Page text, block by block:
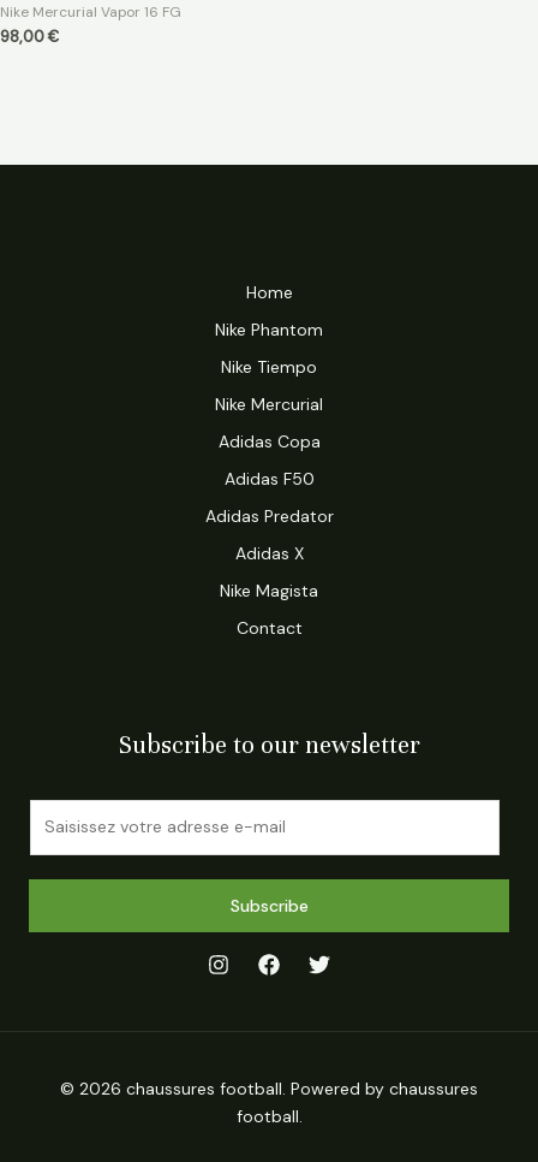
Nike Mercurial Vapor 16 FG
98,00€
Home
Nike Phantom
Nike Tiempo
Nike Mercurial
Adidas Copa
Adidas F50
Adidas Predator
Adidas X
Nike Magista
Contact
Subscribe to our newsletter
Subscribe
© 2026 chaussures football. Powered by chaussures
football.